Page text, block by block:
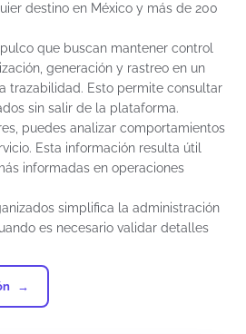
destino en México y más de 200
que buscan mantener control
generación y rastreo en un
trazabilidad. Esto permite consultar
sin salir de la plataforma.
puedes analizar comportamientos
Esta información resulta útil
informadas en operaciones
simplifica la administración
es necesario validar detalles